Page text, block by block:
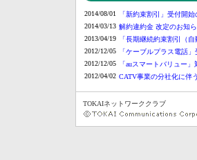
2014/08/01
「新約束割引」受付開
2014/03/13 解約違約金 改定のお知
2013/04/19
「長期継続約束割引（
2012/12/05
「ケーブルプラス電話
2012/12/05
「auスマートバリュー
2012/04/02 CATV事業の分社化に伴
TOKAIネットワーククラブ